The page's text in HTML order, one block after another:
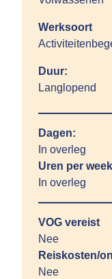
Werksoort
Duur:
Langlopend
Dagen:
In overleg
Uren per
In overleg
VOG vereist
Nee
Reiskosten/
Nee